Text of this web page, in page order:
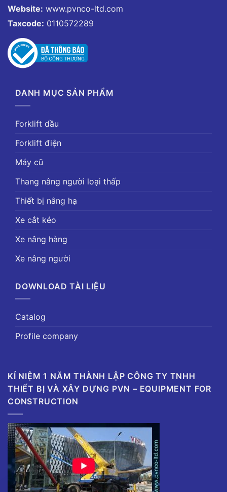
Website: www.pvnco-ltd.com
Taxcode: 0110572289
DANH MỤC SẢN PHẨM
Forklift dầu
Forklift điện
Máy cũ
Thang nâng người loại thấp
Thiết bị nâng hạ
Xe cắt kéo
Xe nâng hàng
Xe nâng người
DOWNLOAD TÀI LIỆU
Catalog
Profile company
KỈ NIỆM 1 NĂM THÀNH LẬP CÔNG TY TNHH
THIẾT BỊ VÀ XÂY DỰNG PVN – EQUIPMENT FOR
CONSTRUCTION